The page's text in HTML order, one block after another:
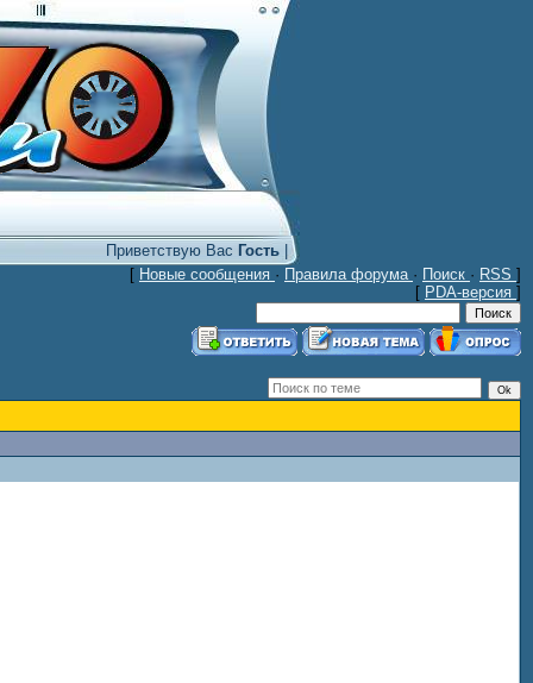
Приветствую Вас Гость|
[ Новые сообщения · Правила форума · Поиск · RSS ]
[ PDA-версия ]